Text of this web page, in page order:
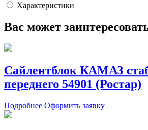
Характеристики
Вас может
Сайлентблок КАМАЗ
переднего 54901 (Ростар)
Подробнее Оформить заявку